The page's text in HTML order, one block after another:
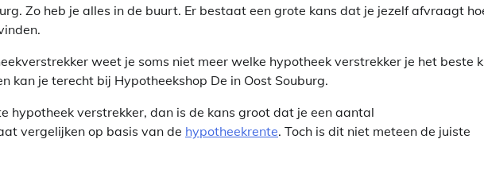
Zo heb je alles in de buurt. Er bestaat een grote kans dat je jezelf afvraagt
weet je soms niet meer welke hypotheek verstrekker je het beste
kan je terecht bij Hypotheekshop De in Oost Souburg.
hypotheek verstrekker, dan is de kans groot dat je een aantal
vergelijken op basis van de hypotheekrente. Toch is dit niet meteen de juiste